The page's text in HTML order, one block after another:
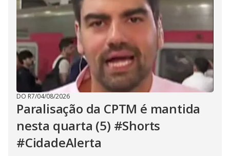
DO R7/04/08/2026
Paralisação da CPTM é mantida
nesta quarta (5) #Shorts
#CidadeAlerta